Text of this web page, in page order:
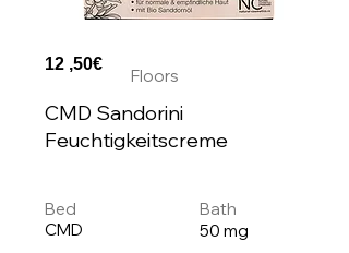
12 ,50€
Floors
CMD Sandorini
Feuchtigkeitscreme
Bed
CMD
Bath
50 mg